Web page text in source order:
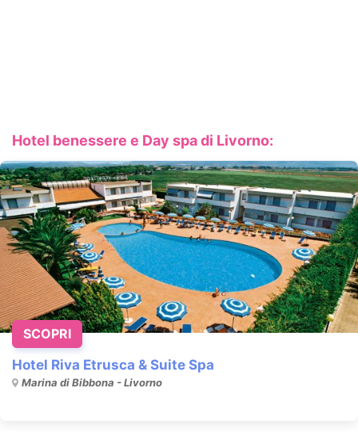
Hotel benessere e Day spa di Livorno:
Hotel Riva Etrusca & Suite Spa
Marina di Bibbona - Livorno
SCOPRI